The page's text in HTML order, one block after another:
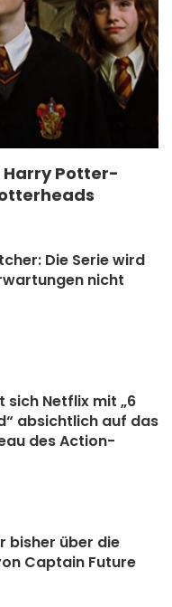
Harry Potter-
Die Serie wird
nicht
sich Netflix mit „6
absichtlich auf das
des Action-
bisher über die
Captain Future